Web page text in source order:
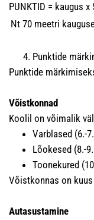
PUNKTID = kaugus x
Nt 70 meetri
Punktide
Punktide
Võistkonnad
Koolil on võimalik
Varblased (6.-
Lõokesed (8.-
Toonekured
Võistkonnas on
Autasustamine